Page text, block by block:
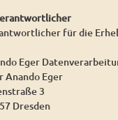
für die
Eger
Anando Eger
3
Dresden